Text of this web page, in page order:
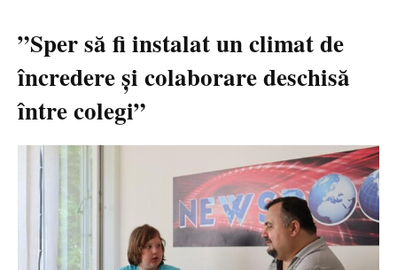
”Sper să fi instalat un climat de
încredere și colaborare deschisă
între colegi”